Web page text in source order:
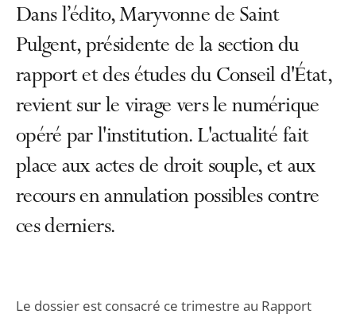
Dans l’édito, Maryvonne de Saint
Pulgent, présidente de la section du
rapport et des études du Conseil d'État,
revient sur le virage vers le numérique
opéré par l'institution. L'actualité fait
place aux actes de droit souple, et aux
recours en annulation possibles contre
ces derniers.
Le dossier est consacré ce trimestre au Rapport